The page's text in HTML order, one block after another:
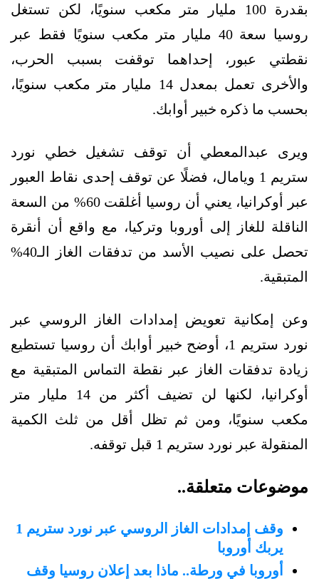
بقدرة 100 مليار متر مكعب سنويًا، لكن تستغل
روسيا سعة 40 مليار متر مكعب سنويًا فقط عبر
نقطتي عبور، إحداهما توقفت بسبب الحرب،
والأخرى تعمل بمعدل 14 مليار متر مكعب سنويًا،
بحسب ما ذكره خبير أوابك.
ويرى عبدالمعطي أن توقف تشغيل خطي نورد
ستريم 1 ويامال، فضلًا عن توقف إحدى نقاط العبور
عبر أوكرانيا، يعني أن روسيا أغلقت 60% من السعة
الناقلة للغاز إلى أوروبا وتركيا، مع واقع أن أنقرة
تحصل على نصيب الأسد من تدفقات الغاز الـ40%
المتبقية.
وعن إمكانية تعويض إمدادات الغاز الروسي عبر
نورد ستريم 1، أوضح خبير أوابك أن روسيا تستطيع
زيادة تدفقات الغاز عبر نقطة التماس المتبقية مع
أوكرانيا، لكنها لن تضيف أكثر من 14 مليار متر
مكعب سنويًا، ومن ثم تظل أقل من ثلث الكمية
المنقولة عبر نورد ستريم 1 قبل توقفه.
موضوعات متعلقة..
وقف إمدادات الغاز الروسي عبر نورد ستريم 1
يربك أوروبا
أوروبا في ورطة.. ماذا بعد إعلان روسيا وقف